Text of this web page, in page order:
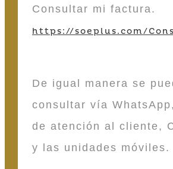
Consultar mi factura.
https://soeplus.com/
De igual manera se
consultar vía
de atención al cliente,
y las unidades móviles.